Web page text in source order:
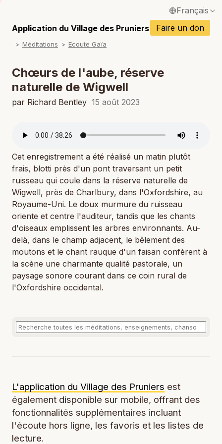
Français
English / Anglais
Deutsch / Allemand
Italiano / Italien
Português / Portugais
Application du Village des Pruniers Faire un don
Méditations Ecoute Gaïa
Chœurs de l'aube, réserve
naturelle de Wigwell
par Richard Bentley 15 août 2023
Cet enregistrement a été réalisé un matin plutôt
frais, blotti près d'un pont traversant un petit
ruisseau qui coule dans la réserve naturelle de
Wigwell, près de Charlbury, dans l'Oxfordshire, au
Royaume-Uni. Le doux murmure du ruisseau
oriente et centre l'auditeur, tandis que les chants
d'oiseaux emplissent les arbres environnants. Au-
delà, dans le champ adjacent, le bêlement des
moutons et le chant rauque d'un faisan confèrent à
la scène une charmante qualité pastorale, un
paysage sonore courant dans ce coin rural de
l'Oxfordshire occidental.
L'application du Village des Pruniers est
également disponible sur mobile, offrant des
fonctionnalités supplémentaires incluant
l'écoute hors ligne, les favoris et les listes de
lecture.